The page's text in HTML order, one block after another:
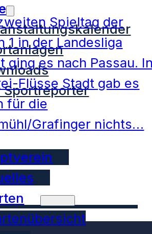
Sportreporter
Spieltag der
1 in der Landesliga
ging es nach Passau.
Flüsse Stadt gab es
für die
Grafinger nichts…